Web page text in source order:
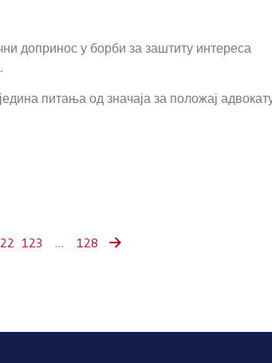
допринос у борби за заштиту интереса
питања од значаја за положај
123 … 128